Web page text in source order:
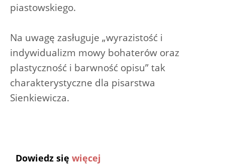
piastowskiego.
Na uwagę zasługuje „wyrazistość i
indywidualizm mowy bohaterów oraz
plastyczność i barwność opisu” tak
charakterystyczne dla pisarstwa
Sienkiewicza.
Dowiedz się więcej